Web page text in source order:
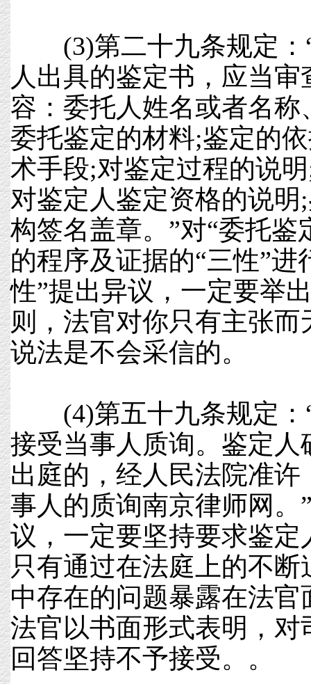
(3)第二十九条规定：
人出具的鉴定书，应当
容：委托人姓名或者名
委托鉴定的材料;鉴定的
术手段;对鉴定过程的说
对鉴定人鉴定资格的说
构签名盖章。”对“委托鉴
的程序及证据的“三性”进
性”提出异议，一定要举
则，法官对你只有主张
说法是不会采信的。
(4)第五十九条规定：
接受当事人质询。鉴定人
出庭的，经人民法院准
事人的质询南京律师网。
议，一定要坚持要求鉴定
只有通过在法庭上的不
中存在的问题暴露在法
法官以书面形式表明，对
回答坚持不予接受。。